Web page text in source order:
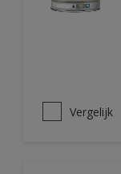
Vergelijk